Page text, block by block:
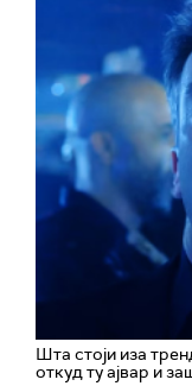
Шта стоји иза
откуд ту ајвар и